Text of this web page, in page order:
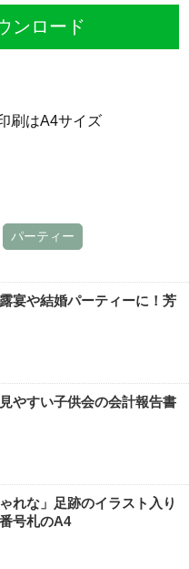
ンロード
刷はA4サイズ
パーティー
宴や結婚パーティーに！芳
やすい子供会の会計報告書
れな」足跡のイラスト入り
号札のA4